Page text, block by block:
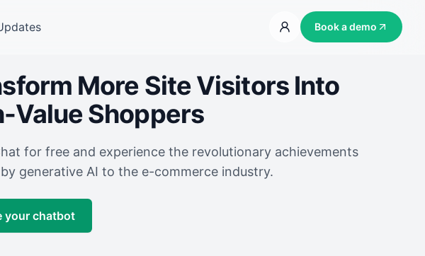
Book a demo
More Site Visitors Into
Value Shoppers
for free and experience the revolutionary achievements
generative AI to the e-commerce industry.
your chatbot